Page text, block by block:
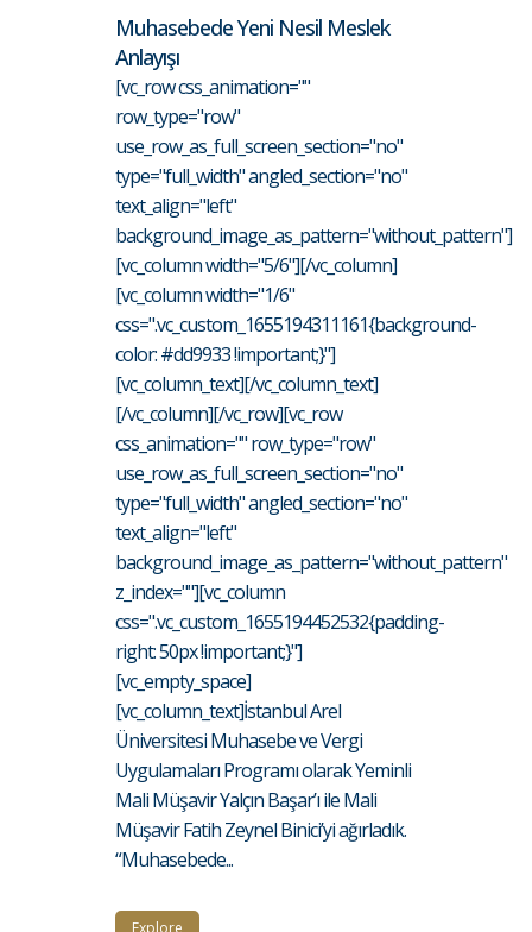
Muhasebede Yeni Nesil Meslek
Anlayışı
[vc_row css_animation=""
row_type="row"
use_row_as_full_screen_section="no"
type="full_width" angled_section="no"
text_align="left"
background_image_as_pattern="without_pattern"]
[vc_column width="5/6"][/vc_column]
[vc_column width="1/6"
css=".vc_custom_1655194311161{background-
color: #dd9933 !important;}"]
[vc_column_text][/vc_column_text]
[/vc_column][/vc_row][vc_row
css_animation="" row_type="row"
use_row_as_full_screen_section="no"
type="full_width" angled_section="no"
text_align="left"
background_image_as_pattern="without_pattern"
z_index=""][vc_column
css=".vc_custom_1655194452532{padding-
right: 50px !important;}"]
[vc_empty_space]
[vc_column_text]İstanbul Arel
Üniversitesi Muhasebe ve Vergi
Uygulamaları Programı olarak Yeminli
Mali Müşavir Yalçın Başar’ı ile Mali
Müşavir Fatih Zeynel Binici’yi ağırladık.
“Muhasebede...